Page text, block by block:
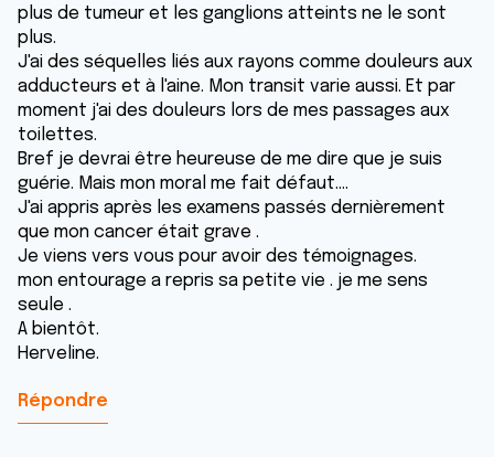
plus de tumeur et les ganglions atteints ne le sont
plus.
J'ai des séquelles liés aux rayons comme douleurs aux
adducteurs et à l'aine. Mon transit varie aussi. Et par
moment j'ai des douleurs lors de mes passages aux
toilettes.
Bref je devrai être heureuse de me dire que je suis
guérie. Mais mon moral me fait défaut....
J'ai appris après les examens passés dernièrement
que mon cancer était grave .
Je viens vers vous pour avoir des témoignages.
mon entourage a repris sa petite vie . je me sens
seule .
A bientôt.
Herveline.
Répondre